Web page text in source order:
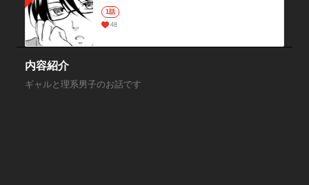
1話
48
内容紹介
ギャルと理系男子のお話です